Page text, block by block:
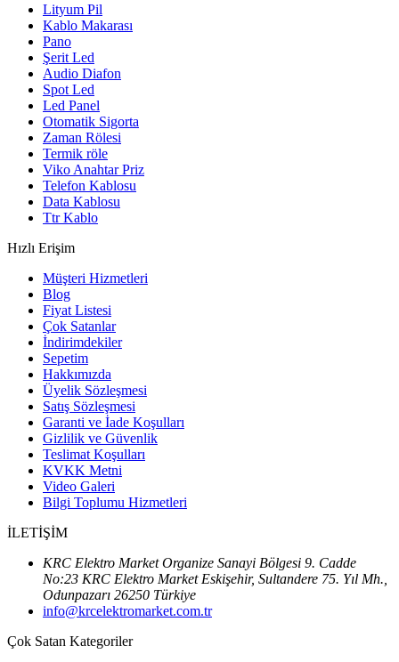
Lityum Pil
Kablo Makarası
Pano
Şerit Led
Audio Diafon
Spot Led
Led Panel
Otomatik Sigorta
Zaman Rölesi
Termik röle
Viko Anahtar Priz
Telefon Kablosu
Data Kablosu
Ttr Kablo
Hızlı Erişim
Müşteri Hizmetleri
Blog
Fiyat Listesi
Çok Satanlar
İndirimdekiler
Sepetim
Hakkımızda
Üyelik Sözleşmesi
Satış Sözleşmesi
Garanti ve İade Koşulları
Gizlilik ve Güvenlik
Teslimat Koşulları
KVKK Metni
Video Galeri
Bilgi Toplumu Hizmetleri
İLETİŞİM
KRC Elektro Market Organize Sanayi Bölgesi 9. Cadde
No:23 KRC Elektro Market Eskişehir, Sultandere 75. Yıl Mh.,
Odunpazarı 26250 Türkiye
info@krcelektromarket.com.tr
Çok Satan Kategoriler